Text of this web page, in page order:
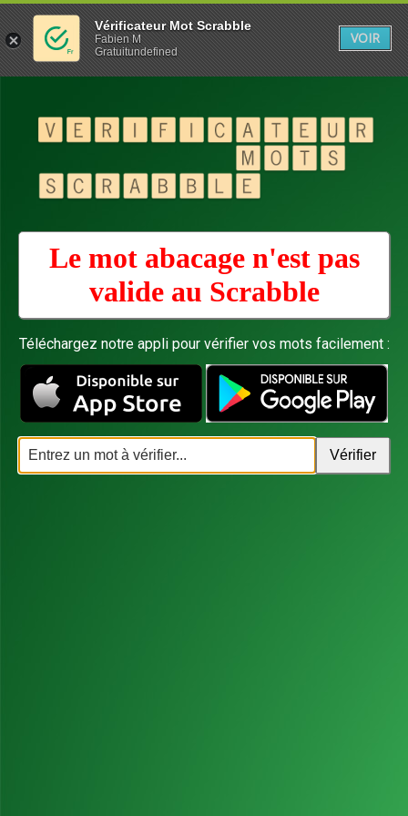
Le mot abacage n'est pas
valide au Scrabble
Téléchargez notre appli pour vérifier vos mots facilement :
Vérificateur Mot Scrabble
Fabien M
Gratuitundefined
VOIR